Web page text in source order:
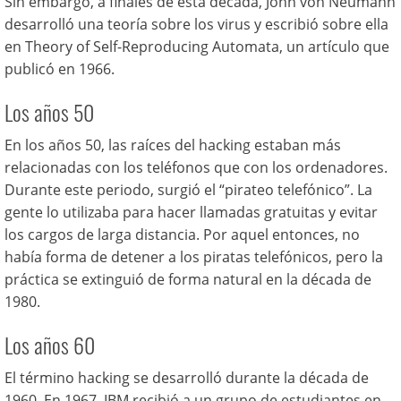
desarrolló una teoría sobre los virus y escribió sobre ella
en Theory of Self-Reproducing Automata, un artículo que
publicó en 1966.
Los años 50
En los años 50, las raíces del hacking estaban más
relacionadas con los teléfonos que con los ordenadores.
Durante este periodo, surgió el “pirateo telefónico”. La
gente lo utilizaba para hacer llamadas gratuitas y evitar
los cargos de larga distancia. Por aquel entonces, no
había forma de detener a los piratas telefónicos, pero la
práctica se extinguió de forma natural en la década de
1980.
Los años 60
El término hacking se desarrolló durante la década de